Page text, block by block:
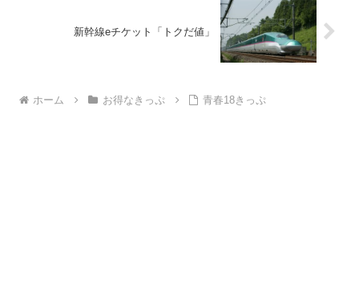
新幹線eチケット「トクだ値」
ホーム お得なきっぷ 青春18きっぷ